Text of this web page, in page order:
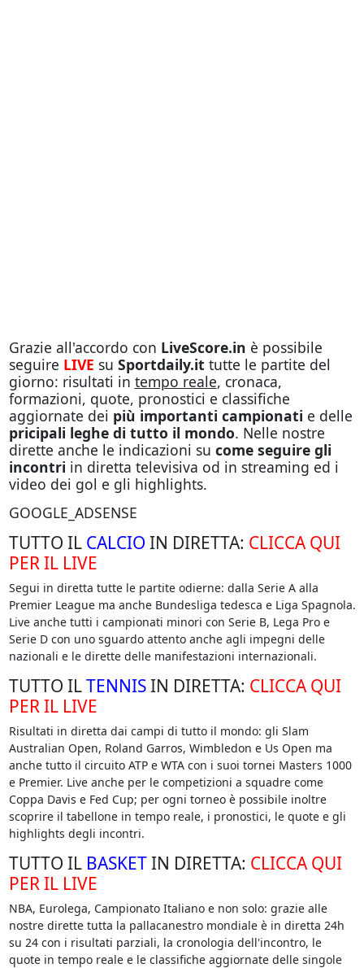
Grazie all'accordo con LiveScore.in è possibile
seguire LIVE su Sportdaily.it tutte le partite del
giorno: risultati in tempo reale, cronaca,
formazioni, quote, pronostici e classifiche
aggiornate dei più importanti campionati e delle
pricipali leghe di tutto il mondo. Nelle nostre
dirette anche le indicazioni su come seguire gli
incontri in diretta televisiva od in streaming ed i
video dei gol e gli highlights.
GOOGLE_ADSENSE
TUTTO IL CALCIO IN DIRETTA: CLICCA QUI
PER IL LIVE
Segui in diretta tutte le partite odierne: dalla Serie A alla
Premier League ma anche Bundesliga tedesca e Liga Spagnola.
Live anche tutti i campionati minori con Serie B, Lega Pro e
Serie D con uno sguardo attento anche agli impegni delle
nazionali e le dirette delle manifestazioni internazionali.
TUTTO ILTENNISIN DIRETTA: CLICCA QUI
PER IL LIVE
Risultati in diretta dai campi di tutto il mondo: gli Slam
Australian Open, Roland Garros, Wimbledon e Us Open ma
anche tutto il circuito ATP e WTA con i suoi tornei Masters 1000
e Premier. Live anche per le competizioni a squadre come
Coppa Davis e Fed Cup; per ogni torneo è possibile inoltre
scoprire il tabellone in tempo reale, i pronostici, le quote e gli
highlights degli incontri.
TUTTO IL BASKETIN DIRETTA: CLICCA QUI
PER IL LIVE
NBA, Eurolega, Campionato Italiano e non solo: grazie alle
nostre dirette tutta la pallacanestro mondiale è in diretta 24h
su 24 con i risultati parziali, la cronologia dell'incontro, le
quote in tempo reale e le classifiche aggiornate delle singole